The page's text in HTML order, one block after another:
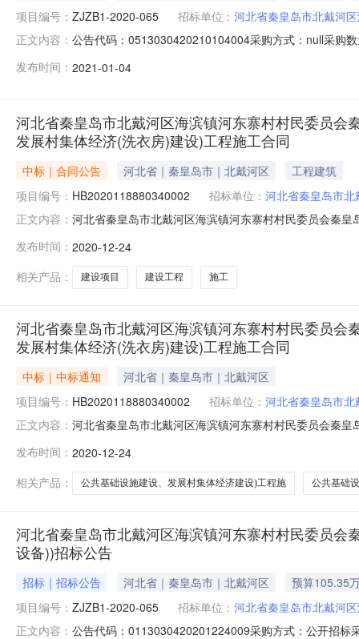
项目编号： ZJZB1-2020-065 招标单位： 河北省秦皇岛市北戴河
正文内容： 公告代码：0513030420210104004采购方式：null采购
河区海滨镇河东寨村村民委员会秦皇岛市2020年农村综
发布时间： 2021-01-04
河北省秦皇岛市北戴河区海滨镇河东寨村村民委员
发展村集体经济(洗衣房)建设)工程施工合同
中标｜合同公告 河北省｜秦皇岛市｜北戴河区
工程建筑
项目编号： HB2020118880340002 招标单位： 河北省秦皇岛市
正文内容： 河北省秦皇岛市北戴河区海滨镇河东寨村村民委员会秦
北戴河区海滨镇河东寨村建设项目（完善公共基础设施
镇
发布时间： 2020-12-24
相关产品：
建设项目 建设工程 施工
河北省秦皇岛市北戴河区海滨镇河东寨村村民委员
发展村集体经济(洗衣房)建设)工程施工合同
中标｜中标通知
河北省｜秦皇岛市｜北戴河区
项目编号： HB2020118880340002 招标单位： 河北省秦皇岛市
正文内容： 河北省秦皇岛市北戴河区海滨镇河东寨村村民委员会秦
设）工程合同签订日期：2020-12-24采购人：河北省秦
限公司公
发布时间： 2020-12-24
相关产品：
公共基础设施建设、发展村集体经济建设)工程施 公共基础
河北省秦皇岛市北戴河区海滨镇河东寨村村民委员
设备))招标公告
招标｜招标公告 河北省｜秦皇岛市｜北戴河区
预算105.35
项目编号： ZJZB1-2020-065 招标单位： 河北省秦皇岛市北戴河
正文内容： 公告代码：0113030420201224009采购方式：公开招标